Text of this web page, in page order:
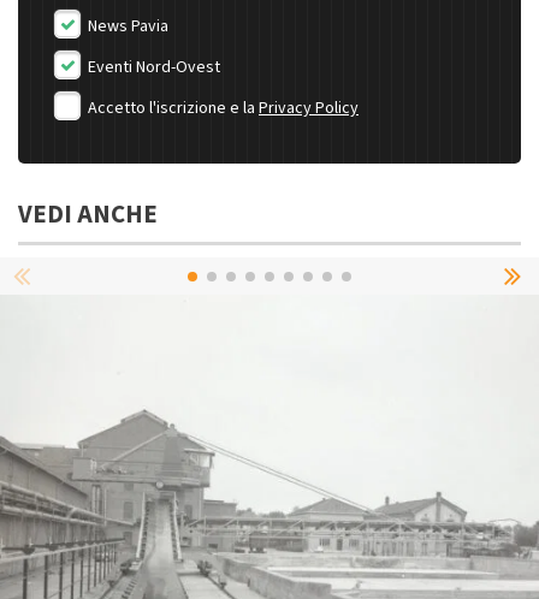
News Pavia
Eventi Nord-Ovest
Accetto l'iscrizione e la Privacy Policy
VEDI ANCHE